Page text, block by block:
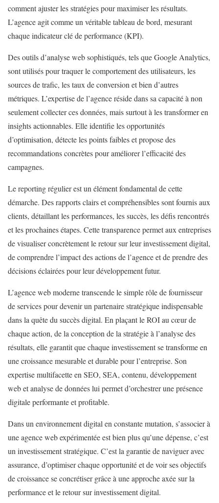
comment ajuster les stratégies pour maximiser les résultats.
L’agence agit comme un véritable tableau de bord, mesurant
chaque indicateur clé de performance (KPI).
Des outils d’analyse web sophistiqués, tels que Google Analytics,
sont utilisés pour traquer le comportement des utilisateurs, les
sources de trafic, les taux de conversion et bien d’autres
métriques. L’expertise de l’agence réside dans sa capacité à non
seulement collecter ces données, mais surtout à les transformer en
insights actionnables. Elle identifie les opportunités
d’optimisation, détecte les points faibles et propose des
recommandations concrètes pour améliorer l’efficacité des
campagnes.
Le reporting régulier est un élément fondamental de cette
démarche. Des rapports clairs et compréhensibles sont fournis aux
clients, détaillant les performances, les succès, les défis rencontrés
et les prochaines étapes. Cette transparence permet aux entreprises
de visualiser concrètement le retour sur leur investissement digital,
de comprendre l’impact des actions de l’agence et de prendre des
décisions éclairées pour leur développement futur.
L’agence web moderne transcende le simple rôle de fournisseur
de services pour devenir un partenaire stratégique indispensable
dans la quête du succès digital. En plaçant le ROI au cœur de
chaque action, de la conception de la stratégie à l’analyse des
résultats, elle garantit que chaque investissement se transforme en
une croissance mesurable et durable pour l’entreprise. Son
expertise multifacette en SEO, SEA, contenu, développement
web et analyse de données lui permet d’orchestrer une présence
digitale performante et profitable.
Dans un environnement digital en constante mutation, s’associer à
une agence web expérimentée est bien plus qu’une dépense, c’est
un investissement stratégique. C’est la garantie de naviguer avec
assurance, d’optimiser chaque opportunité et de voir ses objectifs
de croissance se concrétiser grâce à une approche axée sur la
performance et le retour sur investissement digital.